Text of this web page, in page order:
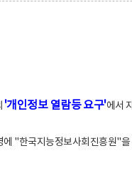
'개인정보 열람등 요구'에서
"한국지능정보사회진흥원"을